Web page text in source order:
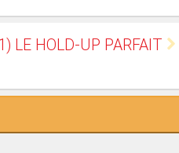
LE HOLD-UP PARFAIT